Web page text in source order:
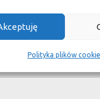
Polityka plików
przetrwały wieki
jest dużo
dziełem sztuki."